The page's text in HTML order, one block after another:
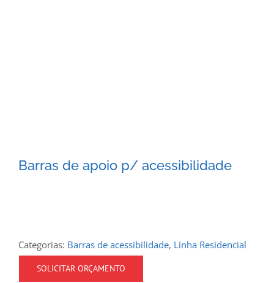
Barras de apoio p/ acessibilidade
Categorias: Barras de acessibilidade, Linha Residencial
SOLICITAR ORÇAMENTO